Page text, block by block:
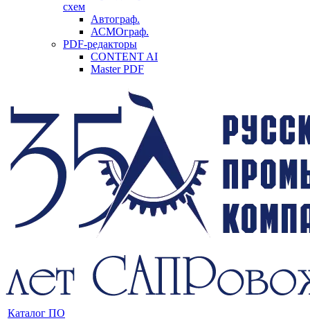
схем
Автограф.
АСМОграф.
PDF-редакторы
CONTENT AI
Master PDF
Каталог ПО